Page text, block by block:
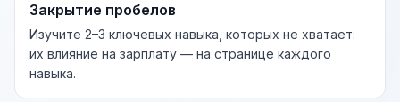
Закрытие пробелов
Изучите 2–3 ключевых навыка, которых не хватает:
их влияние на зарплату — на странице каждого
навыка.